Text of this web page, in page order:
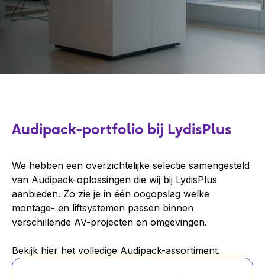
Audipack-portfolio bij LydisPlus
We hebben een overzichtelijke selectie samengesteld
van Audipack-oplossingen die wij bij LydisPlus
aanbieden. Zo zie je in één oogopslag welke
montage- en liftsystemen passen binnen
verschillende AV-projecten en omgevingen.
Bekijk hier het volledige Audipack-assortiment.